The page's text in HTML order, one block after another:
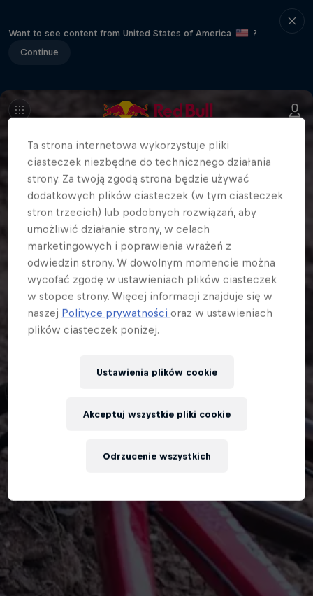
Want to see content from United States of America
?
Continue
Ta strona internetowa wykorzystuje pliki
ciasteczek niezbędne do technicznego działania
strony. Za twoją zgodą strona będzie używać
dodatkowych plików ciasteczek (w tym ciasteczek
stron trzecich) lub podobnych rozwiązań, aby
umożliwić działanie strony, w celach
marketingowych i poprawienia wrażeń z
odwiedzin strony. W dowolnym momencie można
wycofać zgodę w ustawieniach plików ciasteczek
w stopce strony. Więcej informacji znajduje się w
naszej Polityce prywatnościoraz w ustawieniach
plików ciasteczek poniżej.
Ustawienia plików cookie
Odrzucenie wszystkich
Akceptuj wszystkie pliki cookie